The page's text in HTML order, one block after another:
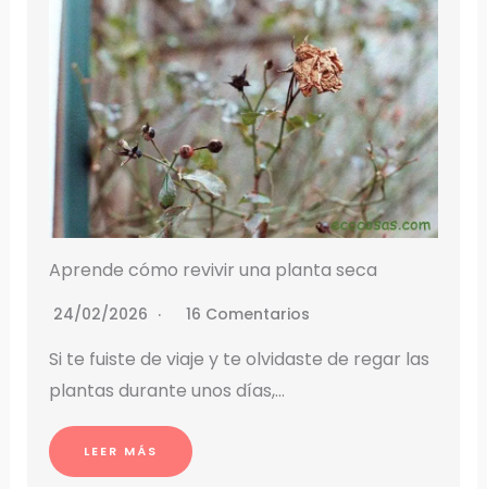
Aprende cómo revivir una planta seca
24/02/2026 16 Comentarios
Si te fuiste de viaje y te olvidaste de regar las
plantas durante unos días,…
LEER MÁS